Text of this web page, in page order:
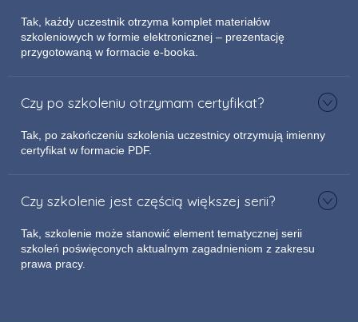
Tak, każdy uczestnik otrzyma komplet materiałów
szkoleniowych w formie elektronicznej – prezentację
przygotowaną w formacie e-booka.
Czy po szkoleniu otrzymam certyfikat?
Tak, po zakończeniu szkolenia uczestnicy otrzymują imienny
certyfikat w formacie PDF.
Czy szkolenie jest częścią większej serii?
Tak, szkolenie może stanowić element tematycznej serii
szkoleń poświęconych aktualnym zagadnieniom z zakresu
prawa pracy.